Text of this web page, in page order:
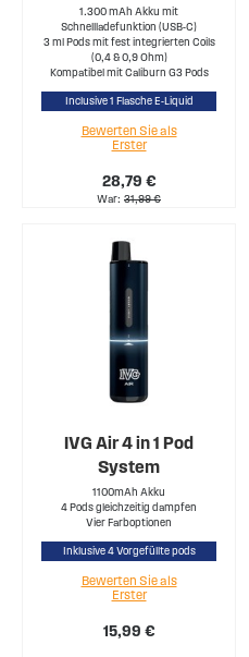
1.300 mAh Akku mit
Schnellladefunktion (USB-C)
3 ml Pods mit fest integrierten Coils
(0,4 & 0,9 Ohm)
Kompatibel mit Caliburn G3 Pods
Inclusive 1 Flasche E-Liquid
28,79 €
War 31,99 €
Bewerten Sie als
Erster
IVG Air 4 in 1 Pod
System
1100mAh Akku
4 Pods gleichzeitig dampfen
Vier Farboptionen
Inklusive 4 Vorgefüllte pods
15,99 €
Bewerten Sie als
Erster